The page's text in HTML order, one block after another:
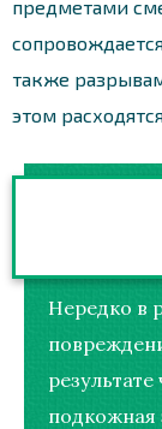
предметами
также
этом
Нередко в
подкожная